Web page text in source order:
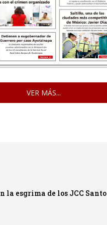
VER MÁS...
la esgrima de los JCC Santo